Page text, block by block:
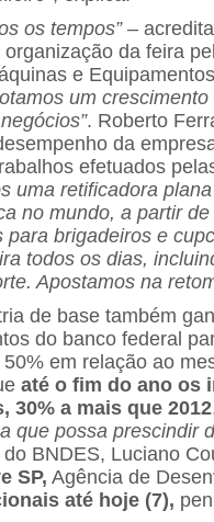
os tempos” –
da feira
e
um
. Roberto
da
efetuados
uma retificadora
no mundo, a partir
brigadeiros e
todos os dias,
Apostamos na
de base também
do banco federal
em relação ao
até o fim do ano os
30% a mais que 2012
que possa prescindir
BNDES, Luciano
SP, Agência de
até hoje (7),